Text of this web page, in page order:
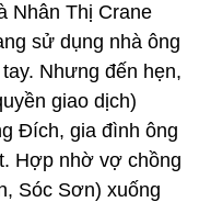
Nhân Thị Crane
sử dụng nhà ông
Nhưng đến hẹn,
giao dịch)
Đích, gia đình ông
Hợp nhờ vợ chồng
Sóc Sơn) xuống